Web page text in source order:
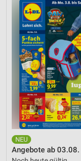
Angebote ab 03.08.